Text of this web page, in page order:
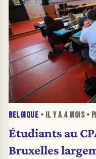
BELGIQUE • IL Y A 4 MOIS•
Étudiants au
Bruxelles